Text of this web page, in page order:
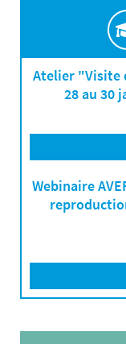
Atelier "Visite
28 au 30
Webinaire